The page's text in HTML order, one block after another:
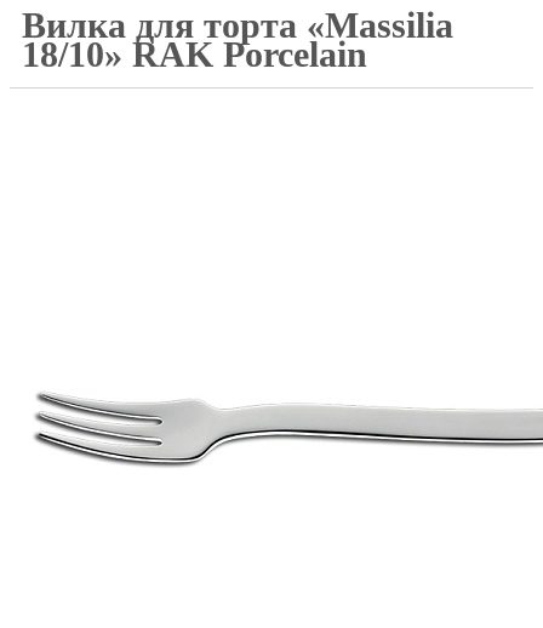
Вилка для торта «Massilia
18/10» RAK Porcelain